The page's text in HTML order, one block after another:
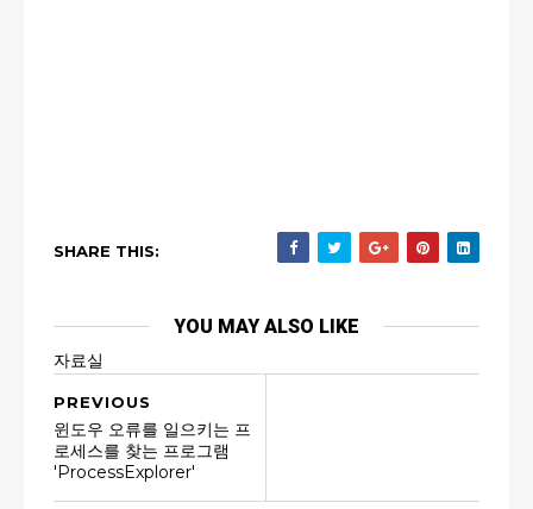
SHARE THIS:
YOU MAY ALSO LIKE
자료실
PREVIOUS
윈도우 오류를 일으키는 프
로세스를 찾는 프로그램
'ProcessExplorer'